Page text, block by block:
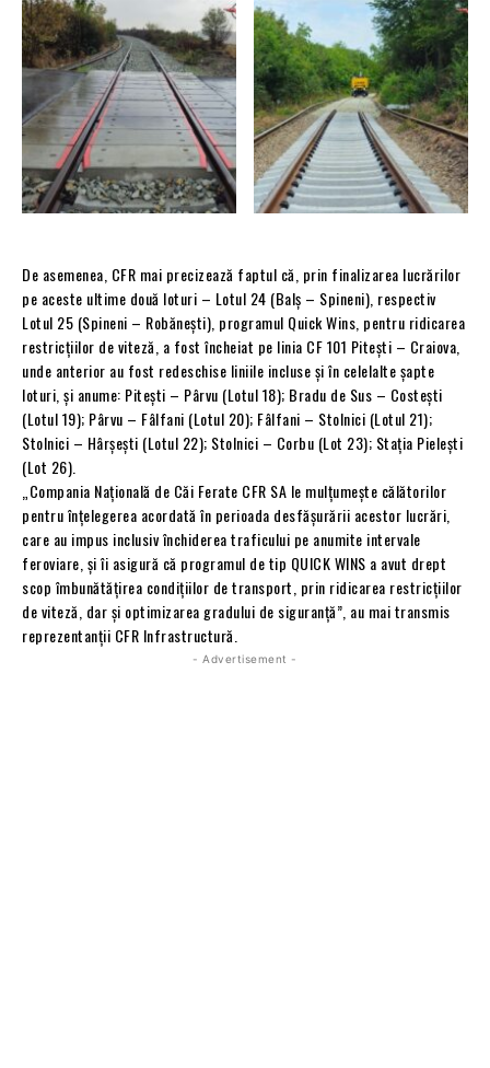
De asemenea, CFR mai precizează faptul că, prin finalizarea lucrărilor
pe aceste ultime două loturi – Lotul 24 (Balș – Spineni), respectiv
Lotul 25 (Spineni – Robănești), programul Quick Wins, pentru ridicarea
restricțiilor de viteză, a fost încheiat pe linia CF 101 Piteşti – Craiova,
unde anterior au fost redeschise liniile incluse și în celelalte şapte
loturi, şi anume: Pitești – Pârvu (Lotul 18); Bradu de Sus – Costești
(Lotul 19); Pârvu – Fâlfani (Lotul 20); Fâlfani – Stolnici (Lotul 21);
Stolnici – Hârșești (Lotul 22); Stolnici – Corbu (Lot 23); Stația Pielești
(Lot 26).
„Compania Națională de Căi Ferate CFR SA le mulțumește călătorilor
pentru înțelegerea acordată în perioada desfășurării acestor lucrări,
care au impus inclusiv închiderea traficului pe anumite intervale
feroviare, și îi asigură că programul de tip QUICK WINS a avut drept
scop îmbunătățirea condițiilor de transport, prin ridicarea restricțiilor
de viteză, dar și optimizarea gradului de siguranță”, au mai transmis
reprezentanţii CFR Infrastructură.
- Advertisement -